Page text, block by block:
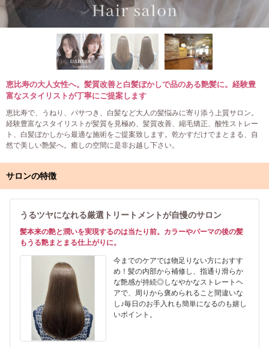
恵比寿の大人女性へ。髪質改善と白髪ぼかしで品のある艶髪に。経験豊
富なスタイリストが丁寧にご提案します
恵比寿で、うねり、パサつき、白髪など大人の髪悩みに寄り添う上質サロン。
経験豊富なスタイリストが髪質を見極め、髪質改善、縮毛矯正、酸性ストレー
ト、白髪ぼかしから最適な施術をご提案致します。乾かすだけでまとまる、自
然で美しい艶髪へ。癒しの空間に是非お越し下さい。
サロンの特徴
うるツヤになれる厳選トリートメントが自慢のサロン
髪本来の艶と潤いを実現するのは当たり前。カラーやパーマの後の髪
もうる艶まとまる仕上がりに。
今までのケアでは物足りない方におすす
め！髪の内部から補修し、指通り滑らか
な艶感が持続◎しなやかなストレートヘ
アで、周りから褒められること間違いな
し♪毎日のお手入れも簡単になるのも嬉し
いポイント。